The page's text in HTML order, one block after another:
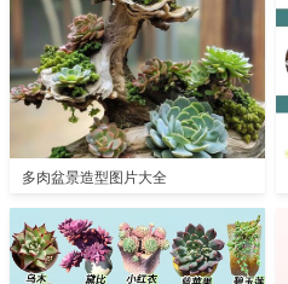
多肉盆景造型图片大全